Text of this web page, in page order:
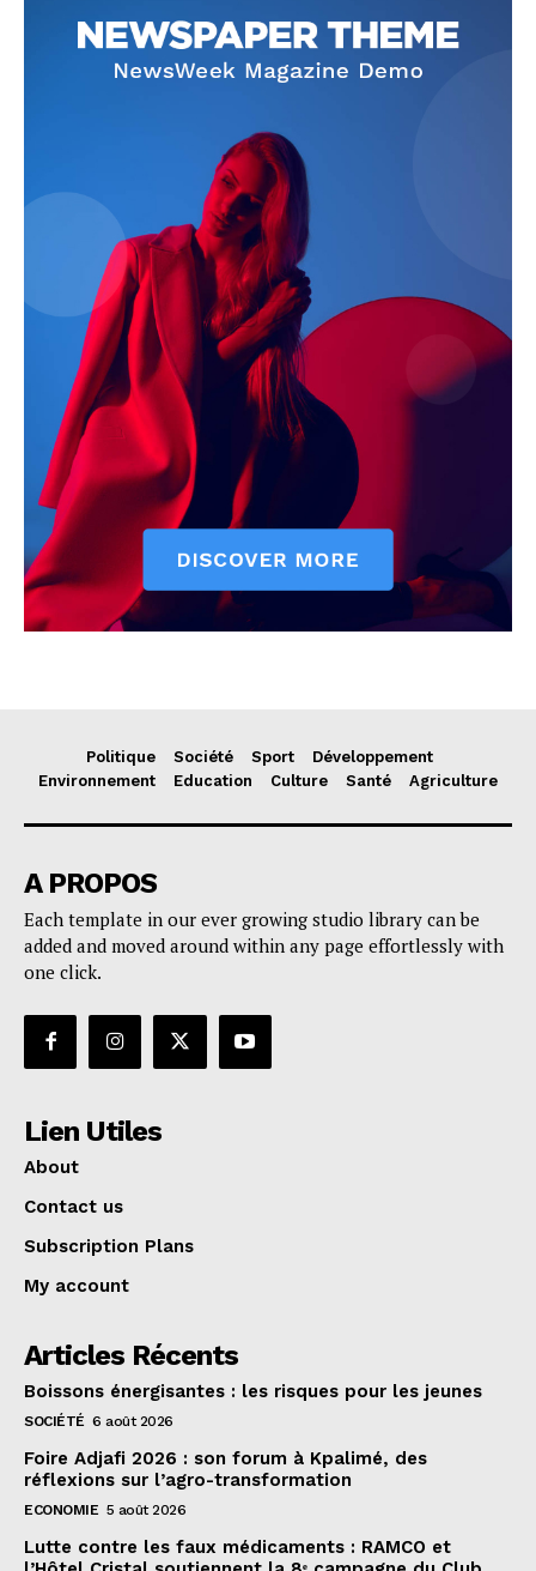
Politique Société Sport
Développement
Environnement
Education Culture Santé Agriculture
A PROPOS
Each template in our ever growing studio library can be
added and moved around within any page effortlessly with
one click.
Lien Utiles
About
Contact us
Subscription Plans
My account
Articles Récents
Boissons énergisantes : les risques pour les jeunes
SOCIÉTÉ 6 août 2026
Foire Adjafi 2026 : son forum à Kpalimé, des
réflexions sur l’agro-transformation
ECONOMIE 5 août 2026
Lutte contre les faux médicaments : RAMCO et